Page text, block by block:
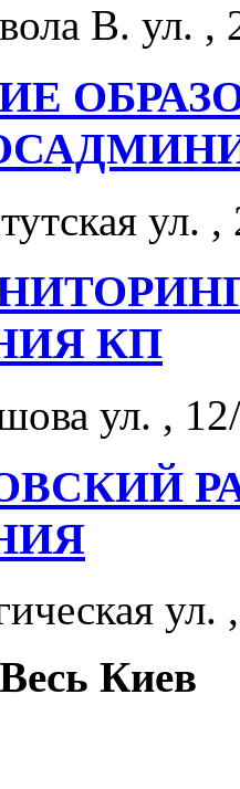
В. ул. ,
ул.
КП
ул. ,
Киев